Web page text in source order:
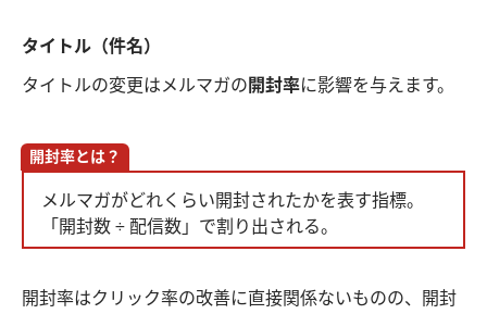
タイトル（件名）
タイトルの変更はメルマガの 開封率に影響を与えます。
開封率とは？
メルマガがどれくらい開封されたかを表す指標。
「開封数 ÷ 配信数」で割り出される。
開封率はクリック率の改善に直接関係ないものの、開封